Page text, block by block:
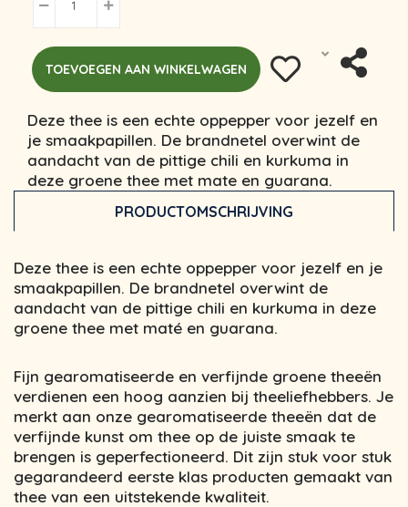
TOEVOEGEN AAN WINKELWAGEN
Deze thee is een echte oppepper voor jezelf en
je smaakpapillen. De brandnetel overwint de
aandacht van de pittige chili en kurkuma in
deze groene thee met mate en guarana.
PRODUCTOMSCHRIJVING
Deze thee is een echte oppepper voor jezelf en je
smaakpapillen. De brandnetel overwint de
aandacht van de pittige chili en kurkuma in deze
groene thee met maté en guarana.
Fijn gearomatiseerde en verfijnde groene theeën
verdienen een hoog aanzien bij theeliefhebbers. Je
merkt aan onze gearomatiseerde theeën dat de
verfijnde kunst om thee op de juiste smaak te
brengen is geperfectioneerd. Dit zijn stuk voor stuk
gegarandeerd eerste klas producten gemaakt van
thee van een uitstekende kwaliteit.